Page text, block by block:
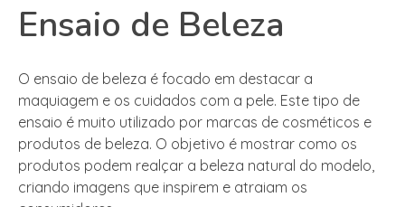
Ensaio de Beleza
O ensaio de beleza é focado em destacar a
maquiagem e os cuidados com a pele. Este tipo de
ensaio é muito utilizado por marcas de cosméticos e
produtos de beleza. O objetivo é mostrar como os
produtos podem realçar a beleza natural do modelo,
criando imagens que inspirem e atraiam os